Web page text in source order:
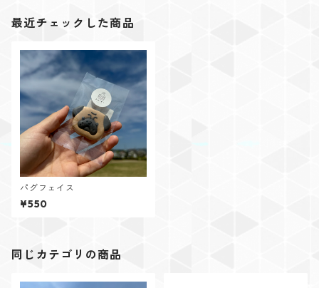
最近チェックした商品
パグフェイス
¥550
同じカテゴリの商品